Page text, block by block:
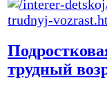
трудный